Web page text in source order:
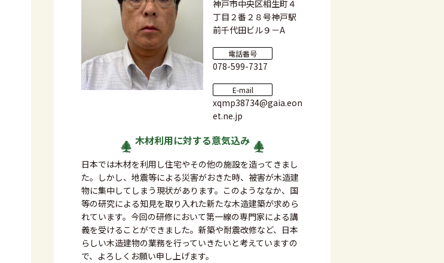
神戸市中央区相生町４
丁目２番２８号神戸駅
前千代田ビル９－A
電話番号
078-599-7317
E-mail
xqmp38734@gaia.eon
et.ne.jp
木材利用に対する意気込み
日本では木材を利用し住宅やその他の施設を造ってきまし
た。しかし、地震等による災害がおきた時、被害が木造建
物に集中してしまう現状があります。このようななか、国
等の研究による知見を取り入れた新たな木造建築が求めら
れています。今回の研修において第一線の専門家による講
義を受けることができました。新築や耐震改修など、日本
らしい木造建物の業務を行っていきたいと考えていますの
で、よろしくお願い申し上げます。